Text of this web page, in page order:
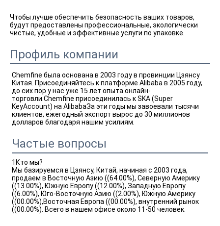
Чтобы лучше обеспечить безопасность ваших товаров,
будут предоставлены профессиональные, экологически
чистые, удобные и эффективные услуги по упаковке.
Профиль компании
Chemfine была основана в 2003 году в провинции Цзянсу
Китая. Присоединяйтесь к платформе Alibaba в 2005 году,
до сих пор у нас уже 15 лет опыта онлайн-
торговли.Chemfine присоединилась к SKA (Super
KeyAccount) на AlibabaЗа эти годы мы завоевали тысячи
клиентов, ежегодный экспорт вырос до 30 миллионов
долларов благодаря нашим усилиям.
Частые вопросы
1Кто мы?
Мы базируемся в Цзянсу, Китай, начиная с 2003 года,
продаем в Восточную Азию ((64.00%), Северную Америку
((13.00%), Южную Европу ((12.00%), Западную Европу
((6.00%), Юго-Восточную Азию ((2.00%), Южную Америку
((00.00%),Восточная Европа ((00.00%), внутренний рынок
((00.00%). Всего в нашем офисе около 11-50 человек.